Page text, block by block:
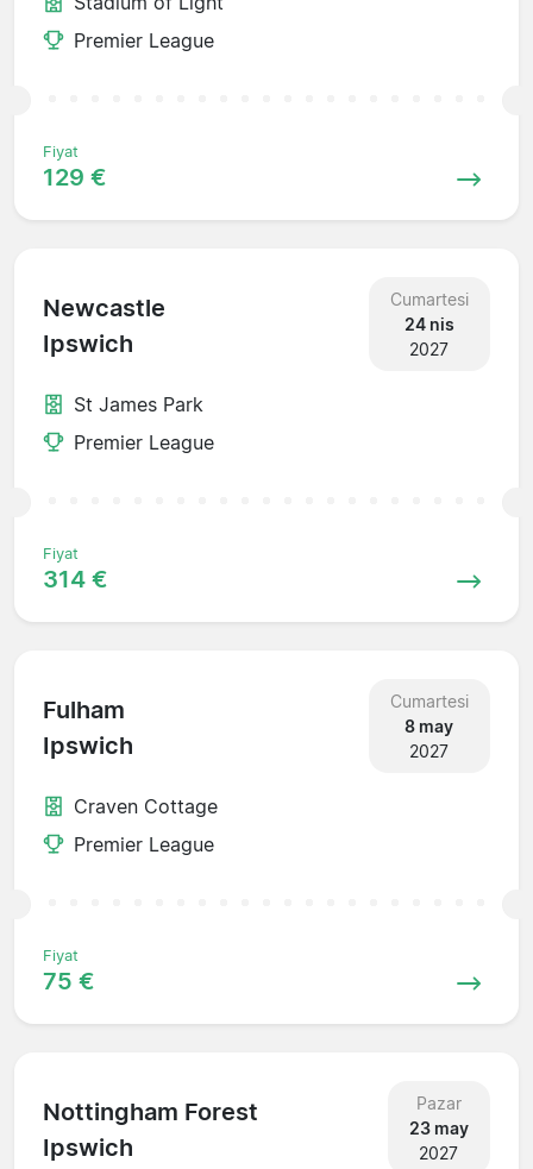
Premier League
Fiyat
129 €
Newcastle
Ipswich
Cumartesi
24 nis
2027
St James Park
Premier League
Fiyat
314 €
Fulham
Ipswich
Cumartesi
8 may
2027
Craven Cottage
Premier League
Fiyat
75 €
Nottingham Forest
Ipswich
Pazar
23 may
2027